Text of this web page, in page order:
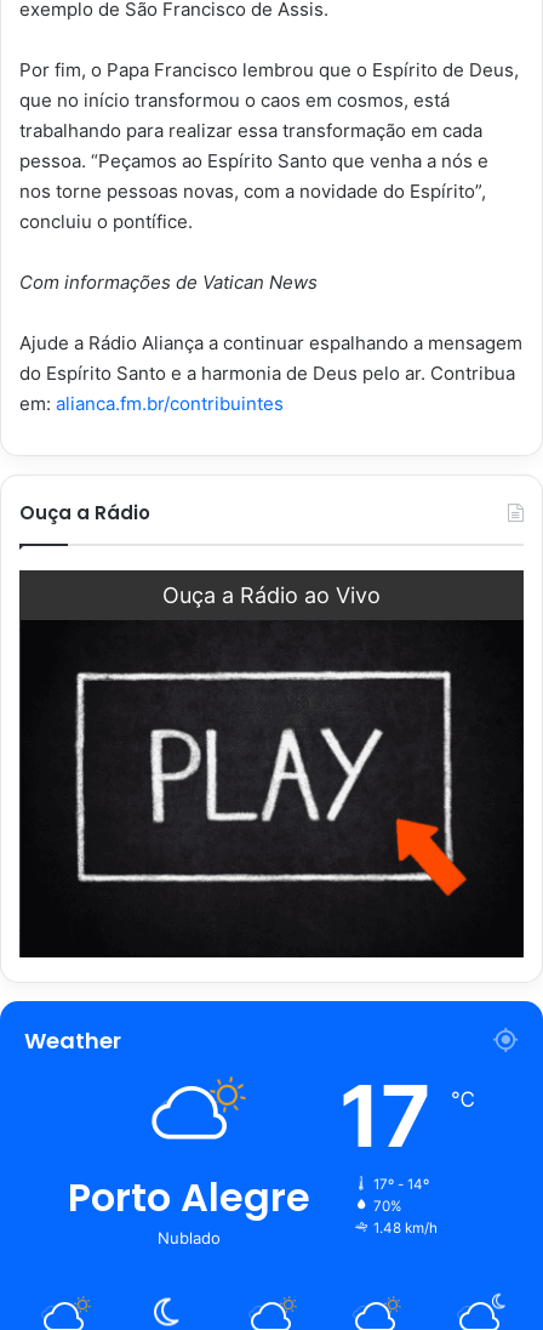
exemplo de São Francisco de Assis.
Por fim, o Papa Francisco lembrou que o Espírito de Deus,
que no início transformou o caos em cosmos, está
trabalhando para realizar essa transformação em cada
pessoa. “Peçamos ao Espírito Santo que venha a nós e
nos torne pessoas novas, com a novidade do Espírito”,
concluiu o pontífice.
Com informações de Vatican News
Ajude a Rádio Aliança a continuar espalhando a mensagem
do Espírito Santo e a harmonia de Deus pelo ar. Contribua
em: alianca.fm.br/contribuintes
Ouça a Rádio
Ouça a Rádio ao Vivo
Weather
Porto Alegre
Nublado
17 ℃
17º - 14º
70%
1.48 km/h